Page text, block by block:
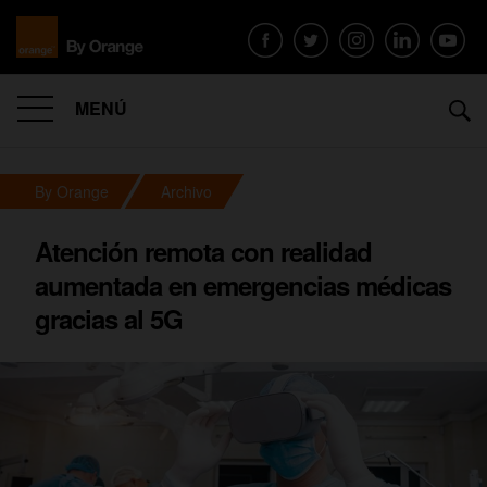
MENÚ
By Orange Archivo
Atención remota con realidad
aumentada en emergencias médicas
gracias al 5G